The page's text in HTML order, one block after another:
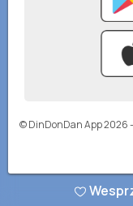
© DinDonDan App 2026